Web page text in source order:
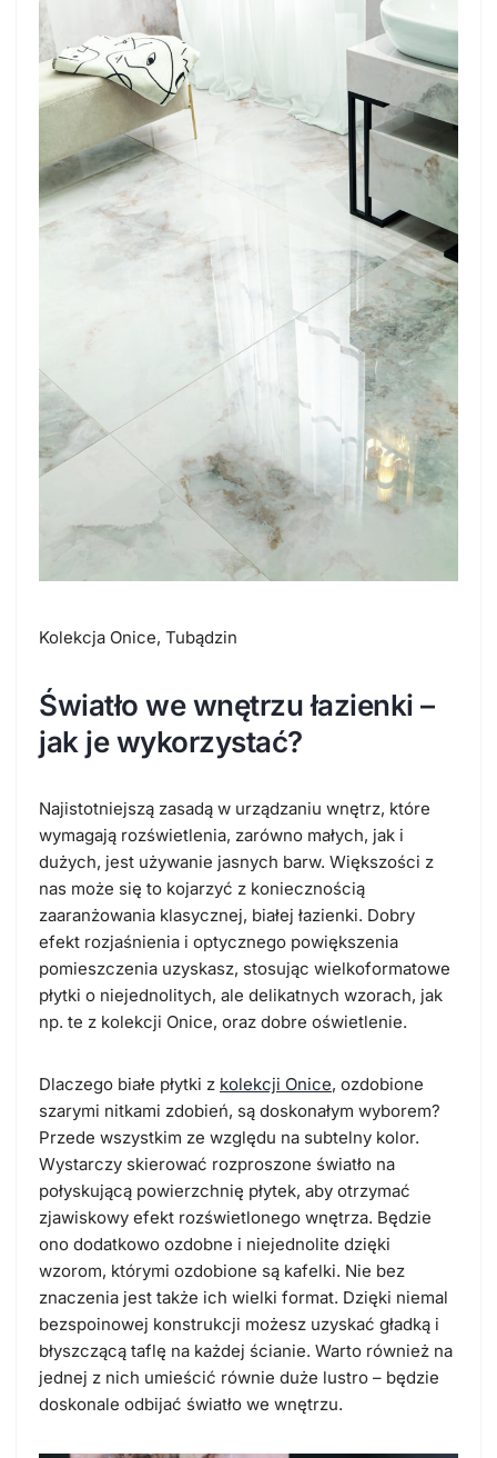
Kolekcja Onice, Tubądzin
Światło we wnętrzu łazienki –
jak je wykorzystać?
Najistotniejszą zasadą w urządzaniu wnętrz, które
wymagają rozświetlenia, zarówno małych, jak i
dużych, jest używanie jasnych barw. Większości z
nas może się to kojarzyć z koniecznością
zaaranżowania klasycznej, białej łazienki. Dobry
efekt rozjaśnienia i optycznego powiększenia
pomieszczenia uzyskasz, stosując wielkoformatowe
płytki o niejednolitych, ale delikatnych wzorach, jak
np. te z kolekcji Onice, oraz dobre oświetlenie.
Dlaczego białe płytki z kolekcji Onice, ozdobione
szarymi nitkami zdobień, są doskonałym wyborem?
Przede wszystkim ze względu na subtelny kolor.
Wystarczy skierować rozproszone światło na
połyskującą powierzchnię płytek, aby otrzymać
zjawiskowy efekt rozświetlonego wnętrza. Będzie
ono dodatkowo ozdobne i niejednolite dzięki
wzorom, którymi ozdobione są kafelki. Nie bez
znaczenia jest także ich wielki format. Dzięki niemal
bezspoinowej konstrukcji możesz uzyskać gładką i
błyszczącą taflę na każdej ścianie. Warto również na
jednej z nich umieścić równie duże lustro – będzie
doskonale odbijać światło we wnętrzu.